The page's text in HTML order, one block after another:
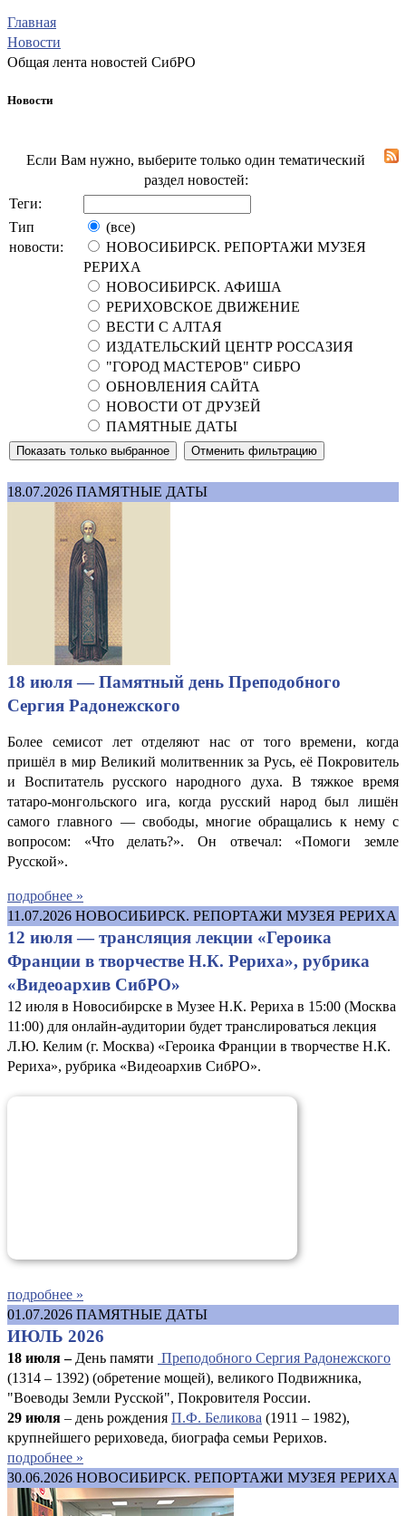
Главная
Новости
Общая лента новостей СибРО
Новости
Если Вам нужно, выберите только один тематический
раздел новостей:
Теги:
Тип
новости:
(все)
НОВОСИБИРСК. РЕПОРТАЖИ МУЗЕЯ
РЕРИХА
НОВОСИБИРСК. АФИША
РЕРИХОВСКОЕ ДВИЖЕНИЕ
ВЕСТИ С АЛТАЯ
ИЗДАТЕЛЬСКИЙ ЦЕНТР РОССАЗИЯ
"ГОРОД МАСТЕРОВ" СИБРО
ОБНОВЛЕНИЯ САЙТА
НОВОСТИ ОТ ДРУЗЕЙ
ПАМЯТНЫЕ ДАТЫ
18.07.2026 ПАМЯТНЫЕ ДАТЫ
18 июля — Памятный день Преподобного
Сергия Радонежского
Более семисот лет отделяют нас от того времени, когда
пришёл в мир Великий молитвенник за Русь, её Покровитель
и Воспитатель русского народного духа. В тяжкое время
татаро-монгольского ига, когда русский народ был лишён
самого главного — свободы, многие обращались к нему с
вопросом: «Что делать?». Он отвечал: «Помоги земле
Русской».
подробнее »
11.07.2026 НОВОСИБИРСК. РЕПОРТАЖИ МУЗЕЯ РЕРИХА
12 июля — трансляция лекции «Героика
Франции в творчестве Н.К. Рериха», рубрика
«Видеоархив СибРО»
12 июля в Новосибирске в Музее Н.К. Рериха в 15:00 (Москва
11:00) для онлайн-аудитории будет транслироваться лекция
Л.Ю. Келим (г. Москва) «Героика Франции в творчестве Н.К.
Рериха», рубрика «Видеоархив СибРО».
подробнее »
01.07.2026 ПАМЯТНЫЕ ДАТЫ
ИЮЛЬ 2026
18 июля – День памяти Преподобного Сергия Радонежского
(1314 – 1392) (обретение мощей), великого Подвижника,
"Воеводы Земли Русской", Покровителя России.
29 июля – день рождения П.Ф. Беликова (1911 – 1982),
крупнейшего рериховеда, биографа семьи Рерихов.
подробнее »
30.06.2026 НОВОСИБИРСК. РЕПОРТАЖИ МУЗЕЯ РЕРИХА